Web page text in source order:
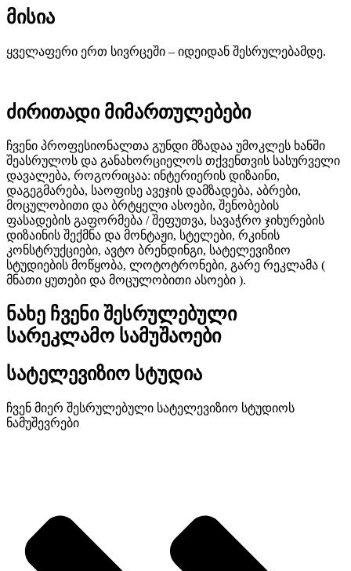
მისია
ყველაფერი ერთ სივრცეში – იდეიდან შესრულებამდე.
ძირითადი მიმართულებები
ჩვენი პროფესიონალთა გუნდი მზადაა უმოკლეს ხანში
შეასრულოს და განახორციელოს თქვენთვის სასურველი
დავალება, როგორიცაა: ინტერიერის დიზაინი,
დაგეგმარება, საოფისე ავეჯის დამზადება, აბრები,
მოცულობითი და ბრტყელი ასოები, შენობების
ფასადების გაფორმება / შეფუთვა, სავაჭრო ჯიხურების
დიზაინის შექმნა და მონტაჟი, სტელები, რკინის
კონსტრუქციები, ავტო ბრენდინგი, სატელევიზიო
სტუდიების მოწყობა, ლოტოტრონები, გარე რეკლამა (
მნათი ყუთები და მოცულობითი ასოები ).
ნახე ჩვენი შესრულებული
სარეკლამო სამუშაოები
სატელევიზიო სტუდია
ჩვენ მიერ შესრულებული სატელევიზიო სტუდიოს
ნამუშევრები